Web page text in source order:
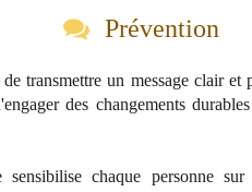
Prévention
transmettre un message clair et
des changements
chaque personne